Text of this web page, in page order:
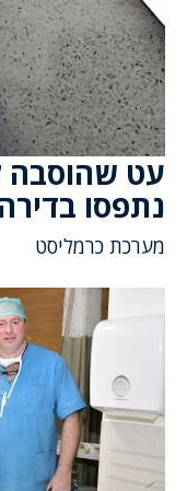
עט שהוסבה
נתפסו
מערכת כרמליסט